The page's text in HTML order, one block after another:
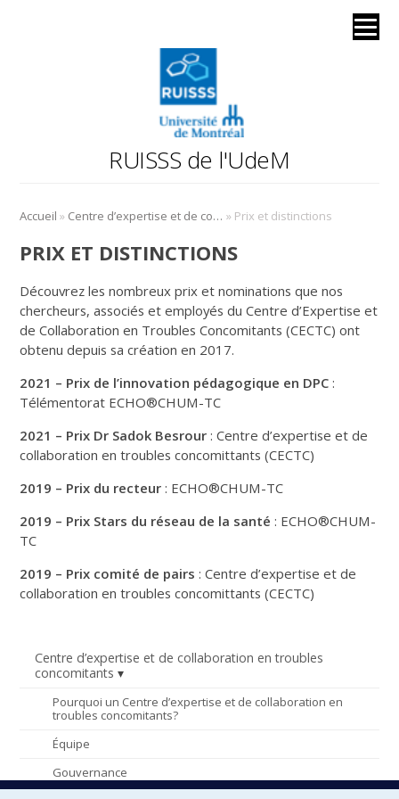
RUISSS de l'UdeM
Accueil » Centre d’expertise et de collaboration en troubles concomitants » Prix et distinctions
Centre d’expertise et de collaboration en troubles
concomitants
Pourquoi un Centre d’expertise et de collaboration en
troubles concomitants?
Équipe
Gouvernance
PRIX ET DISTINCTIONS
Découvrez les nombreux prix et nominations que nos
chercheurs, associés et employés du Centre d’Expertise et
de Collaboration en Troubles Concomitants (CECTC) ont
obtenu depuis sa création en 2017.
2021 – Prix de l’innovation pédagogique en DPC :
Télémentorat ECHO®CHUM-TC
2021 – Prix Dr Sadok Besrour : Centre d’expertise et de
collaboration en troubles concomittants (CECTC)
2019 – Prix du recteur : ECHO®CHUM-TC
2019 – Prix Stars du réseau de la santé: ECHO®CHUM-
TC
2019 – Prix comité de pairs : Centre d’expertise et de
collaboration en troubles concomittants (CECTC)